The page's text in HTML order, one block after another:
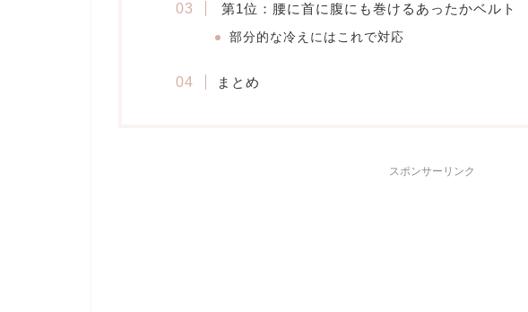
第1位：腰に首に腹にも巻けるあったかベルト
部分的な冷えにはこれで対応
まとめ
スポンサーリンク